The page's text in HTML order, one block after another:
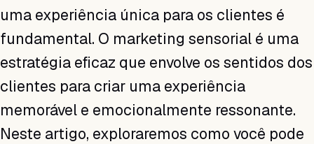
uma experiência única para os clientes é
fundamental. O marketing sensorial é uma
estratégia eficaz que envolve os sentidos dos
clientes para criar uma experiência
memorável e emocionalmente ressonante.
Neste artigo, exploraremos como você pode